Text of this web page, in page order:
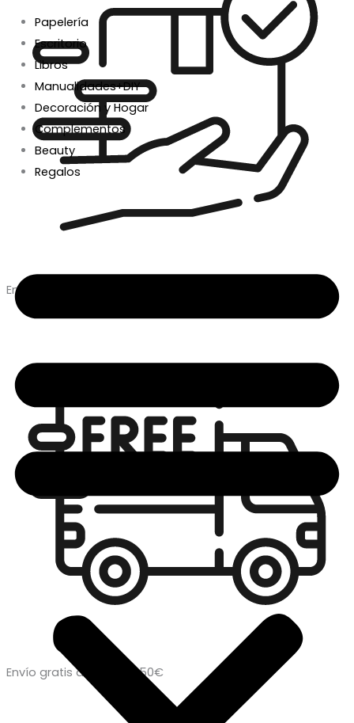
Papelería
Escritorio
Libros
Manualidades+DIY
Decoración y Hogar
Complementos
Beauty
Regalos
Envío en 24/48h
Envío gratis a partir de 50€